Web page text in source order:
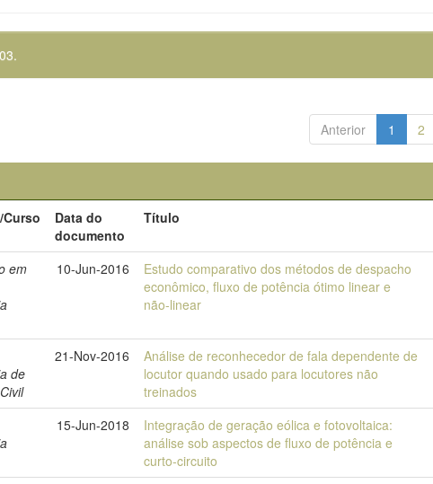
Anterior 1 2
Curso
Data do
documento
Título
em
10-Jun-2016
Estudo comparativo dos métodos de despacho
econômico, fluxo de potência ótimo linear e
não-linear
de
21-Nov-2016
Análise de reconhecedor de fala dependente de
locutor quando usado para locutores não
treinados
15-Jun-2018
Integração de geração eólica e fotovoltaica:
análise sob aspectos de fluxo de potência e
curto-circuito